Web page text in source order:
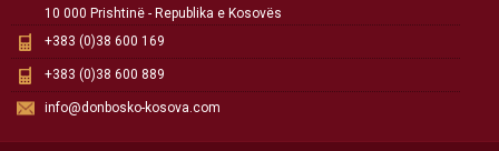
10 000 Prishtinë - Republika e Kosovës
+383 (0)38 600 169
+383 (0)38 600 889
info@donbosko-kosova.com